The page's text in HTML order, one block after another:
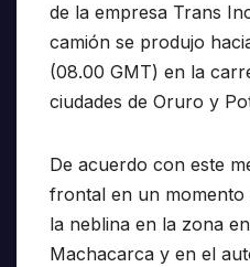
de la empresa Trans
camión se produjo
(08.00 GMT) en la
ciudades de Oruro y
De acuerdo con este
frontal en un momento
la neblina en la zona
Machacarca y en el